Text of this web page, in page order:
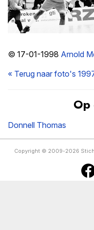
© 17-01-1998 Arnold
« Terug naar foto's
Donnell Thomas
Copyright © 2009-2026